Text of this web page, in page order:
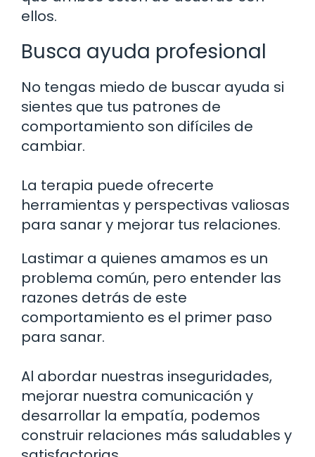
ellos.
Busca ayuda profesional
No tengas miedo de buscar ayuda si
sientes que tus patrones de
comportamiento son difíciles de
cambiar.
La terapia puede ofrecerte
herramientas y perspectivas valiosas
para sanar y mejorar tus relaciones.
Lastimar a quienes amamos es un
problema común, pero entender las
razones detrás de este
comportamiento es el primer paso
para sanar.
Al abordar nuestras inseguridades,
mejorar nuestra comunicación y
desarrollar la empatía, podemos
construir relaciones más saludables y